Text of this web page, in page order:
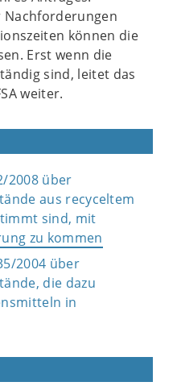
Nachforderungen
können die
Erst wenn die
sind, leitet das
weiter.
2008 über
aus recyceltem
sind, mit
zu kommen
2004 über
die dazu
in